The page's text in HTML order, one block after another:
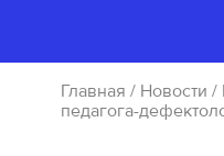
Главная / Новости /
педагога-